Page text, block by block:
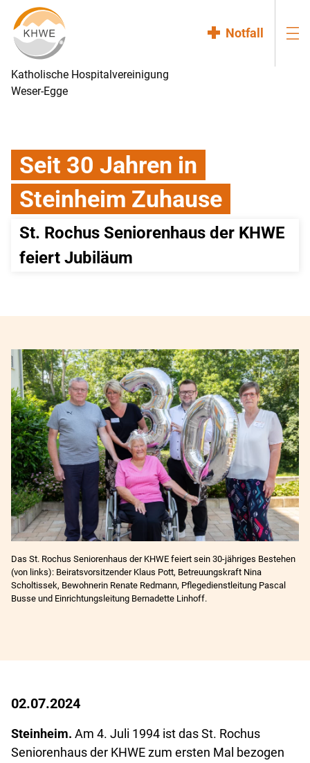
Katholische Hospitalvereinigung
Weser-Egge
Notfall
Seit 30 Jahren in
Steinheim Zuhause
St. Rochus Seniorenhaus der KHWE
feiert Jubiläum
Das St. Rochus Seniorenhaus der KHWE feiert sein 30-jähriges Bestehen
(von links): Beiratsvorsitzender Klaus Pott, Betreuungskraft Nina
Scholtissek, Bewohnerin Renate Redmann, Pflegedienstleitung Pascal
Busse und Einrichtungsleitung Bernadette Linhoff.
02.07.2024
Steinheim. Am 4. Juli 1994 ist das St. Rochus
Seniorenhaus der KHWE zum ersten Mal bezogen